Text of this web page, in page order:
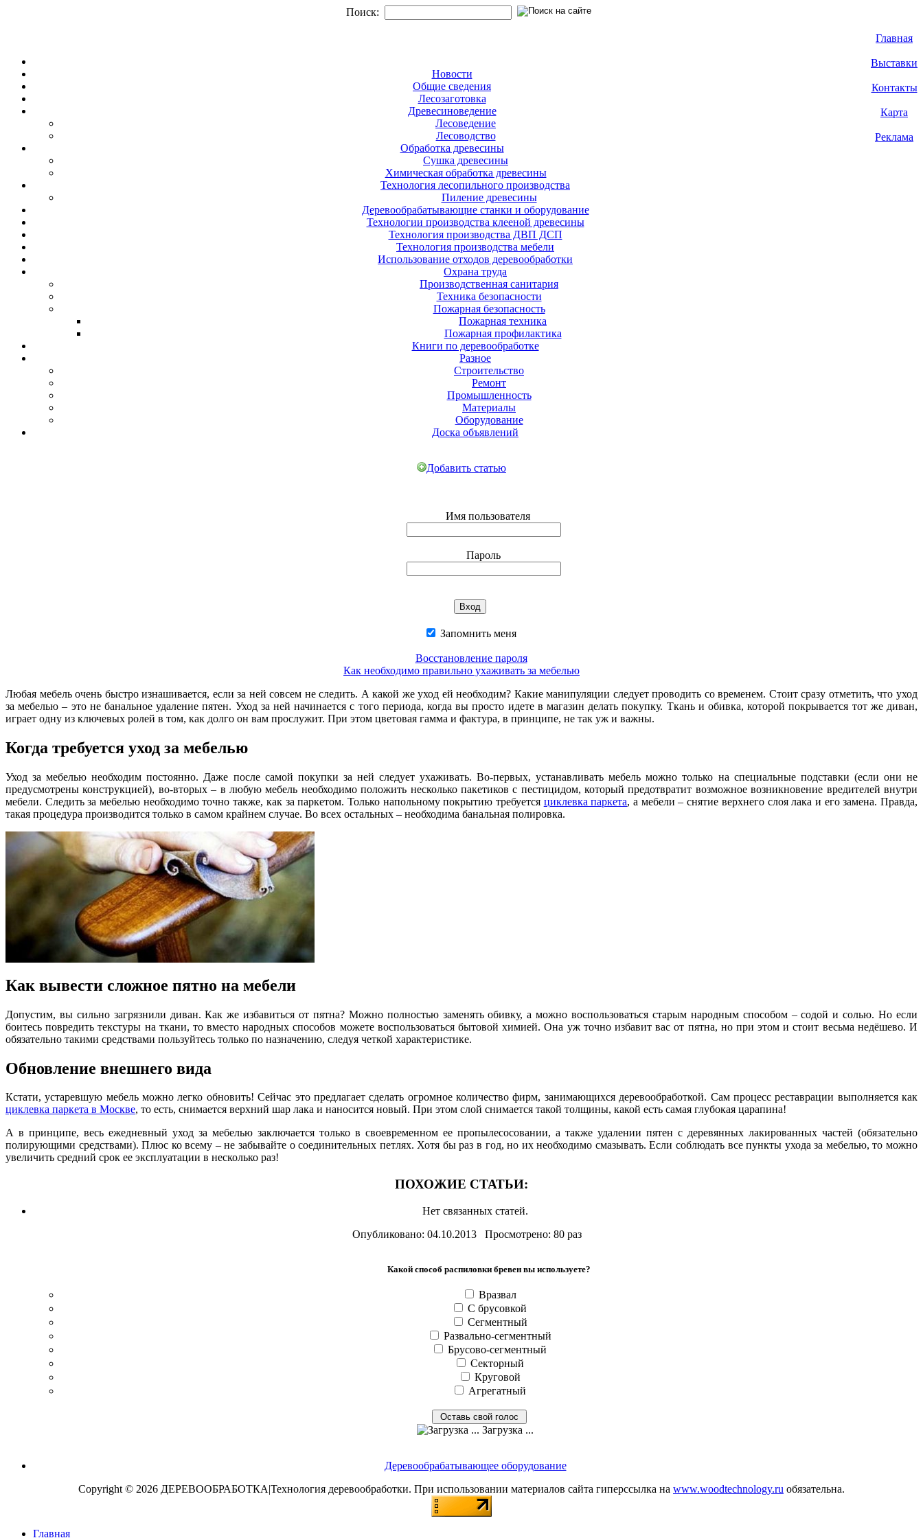
Поиск:
Главная
Выставки
Контакты
Карта
Реклама
Новости
Общие сведения
Лесозаготовка
Древесиноведение
Лесоведение
Лесоводство
Обработка древесины
Сушка древесины
Химическая обработка древесины
Технология лесопильного производства
Пиление древесины
Деревообрабатывающие станки и оборудование
Технологии производства клееной древесины
Технология производства ДВП ДСП
Технология производства мебели
Использование отходов деревообработки
Охрана труда
Производственная санитария
Техника безопасности
Пожарная безопасность
Пожарная техника
Пожарная профилактика
Книги по деревообработке
Разное
Строительство
Ремонт
Промышленность
Материалы
Оборудование
Доска объявлений
Добавить статью
Имя пользователя
Пароль
Запомнить меня
Восстановление пароля
Как необходимо правильно ухаживать за мебелью
Любая мебель очень быстро изнашивается, если за ней совсем не следить. А какой же уход ей необходим? Какие манипуляции следует проводить со временем. Стоит сразу отметить, что уход
за мебелью – это не банальное удаление пятен. Уход за ней начинается с того периода, когда вы просто идете в магазин делать покупку. Ткань и обивка, которой покрывается тот же диван,
играет одну из ключевых ролей в том, как долго он вам прослужит. При этом цветовая гамма и фактура, в принципе, не так уж и важны.
Когда требуется уход за мебелью
Уход за мебелью необходим постоянно. Даже после самой покупки за ней следует ухаживать. Во-первых, устанавливать мебель можно только на специальные подставки (если они не
предусмотрены конструкцией), во-вторых – в любую мебель необходимо положить несколько пакетиков с пестицидом, который предотвратит возможное возникновение вредителей внутри
мебели. Следить за мебелью необходимо точно также, как за паркетом. Только напольному покрытию требуется циклевка паркета, а мебели – снятие верхнего слоя лака и его замена. Правда,
такая процедура производится только в самом крайнем случае. Во всех остальных – необходима банальная полировка.
Как вывести сложное пятно на мебели
Допустим, вы сильно загрязнили диван. Как же избавиться от пятна? Можно полностью заменять обивку, а можно воспользоваться старым народным способом – содой и солью. Но если
боитесь повредить текстуры на ткани, то вместо народных способов можете воспользоваться бытовой химией. Она уж точно избавит вас от пятна, но при этом и стоит весьма недёшево. И
обязательно такими средствами пользуйтесь только по назначению, следуя четкой характеристике.
Обновление внешнего вида
Кстати, устаревшую мебель можно легко обновить! Сейчас это предлагает сделать огромное количество фирм, занимающихся деревообработкой. Сам процесс реставрации выполняется как
циклевка паркета в Москве, то есть, снимается верхний шар лака и наносится новый. При этом слой снимается такой толщины, какой есть самая глубокая царапина!
А в принципе, весь ежедневный уход за мебелью заключается только в своевременном ее пропылесосовании, а также удалении пятен с деревянных лакированных частей (обязательно
полирующими средствами). Плюс ко всему – не забывайте о соединительных петлях. Хотя бы раз в год, но их необходимо смазывать. Если соблюдать все пункты ухода за мебелью, то можно
увеличить средний срок ее эксплуатации в несколько раз!
ПОХОЖИЕ СТАТЬИ:
Нет связанных статей.
Опубликовано: 04.10.2013 Просмотрено: 80 раз
Какой способ распиловки бревен вы используете?
Вразвал
С брусовкой
Сегментный
Развально-сегментный
Брусово-сегментный
Секторный
Круговой
Агрегатный
Загрузка ...
Деревообрабатывающее оборудование
Copyright © 2026 ДЕРЕВООБРАБОТКА|Технология деревообработки. При использовании материалов сайта гиперссылка на www.woodtechnology.ru обязательна.
Главная